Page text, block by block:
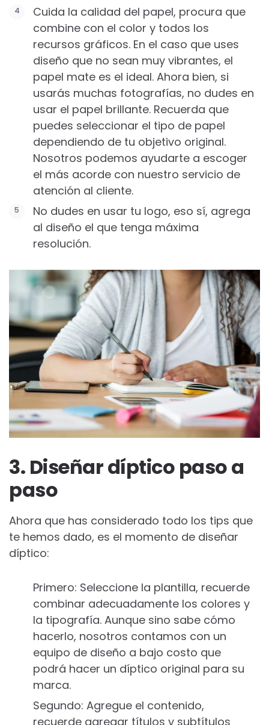
Cuida la calidad del papel, procura que
combine con el color y todos los
recursos gráficos. En el caso que uses
diseño que no sean muy vibrantes, el
papel mate es el ideal. Ahora bien, si
usarás muchas fotografías, no dudes en
usar el papel brillante. Recuerda que
puedes seleccionar el tipo de papel
dependiendo de tu objetivo original.
Nosotros podemos ayudarte a escoger
el más acorde con nuestro servicio de
atención al cliente.
No dudes en usar tu logo, eso sí, agrega
al diseño el que tenga máxima
resolución.
3. Diseñar díptico paso a
paso
Ahora que has considerado todo los tips que
te hemos dado, es el momento de diseñar
díptico:
Primero: Seleccione la plantilla, recuerde
combinar adecuadamente los colores y
la tipografía. Aunque sino sabe cómo
hacerlo, nosotros contamos con un
equipo de diseño a bajo costo que
podrá hacer un díptico original para su
marca.
Segundo: Agregue el contenido,
recuerde agregar títulos y subtítulos